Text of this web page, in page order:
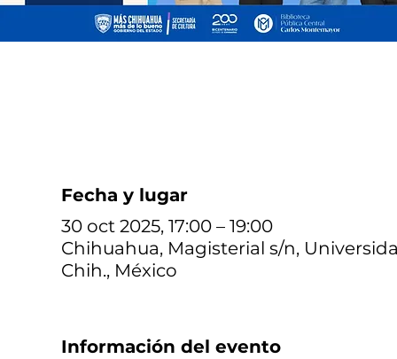
Fecha y lugar
30 oct 2025, 17:00 – 19:00
Chihuahua, Magisterial s/n,
Chih., México
Información del evento